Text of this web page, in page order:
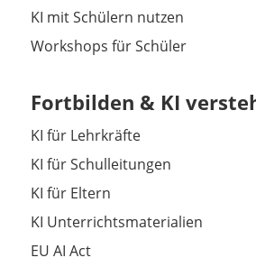
KI mit Schülern nutzen
Workshops für Schüler
Fortbilden & KI
KI für Lehrkräfte
KI für Schulleitungen
KI für Eltern
KI Unterrichtsmaterialien
EU AI Act